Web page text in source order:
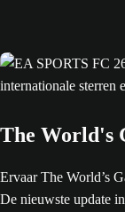
The World's
Ervaar The World’s
De nieuwste update